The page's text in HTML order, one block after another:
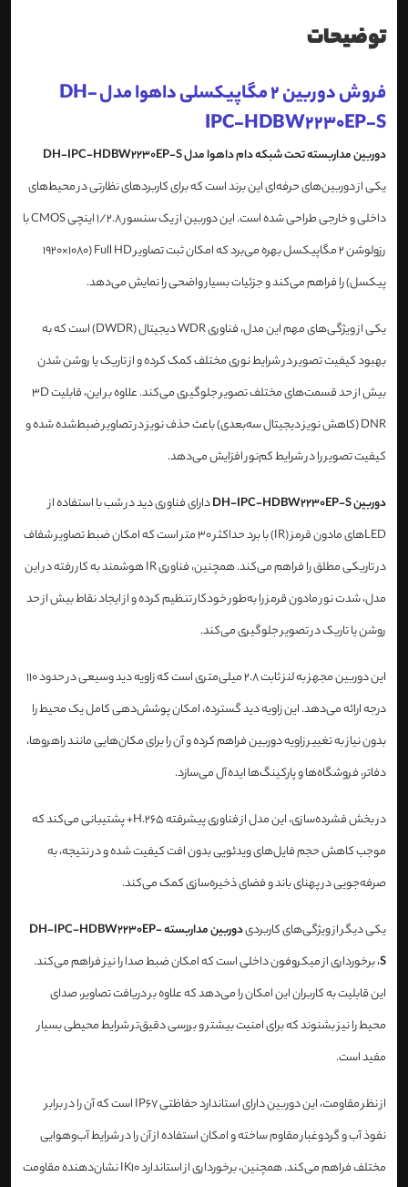
توضیحات
فروش دوربین 2 مگاپیکسلی داهوا مدل DH-
IPC-HDBW2230EP-S
دوربین مداربسته تحت شبکه دام داهوا مدل DH-IPC-HDBW2230EP-S
یکی از دوربین‌های حرفه‌ای این برند است که برای کاربردهای نظارتی در محیط‌های
داخلی و خارجی طراحی شده است. این دوربین از یک سنسور 1/2.8 اینچی CMOS با
رزولوشن 2 مگاپیکسل بهره می‌برد که امکان ثبت تصاویر Full HD (1920×1080
پیکسل) را فراهم می‌کند و جزئیات بسیار واضحی را نمایش می‌دهد.
یکی از ویژگی‌های مهم این مدل، فناوری WDR دیجیتال (DWDR) است که به
بهبود کیفیت تصویر در شرایط نوری مختلف کمک کرده و از تاریک یا روشن شدن
بیش از حد قسمت‌های مختلف تصویر جلوگیری می‌کند. علاوه بر این، قابلیت 3D
DNR (کاهش نویز دیجیتال سه‌بعدی) باعث حذف نویز در تصاویر ضبط‌شده شده و
کیفیت تصویر را در شرایط کم‌نور افزایش می‌دهد.
دوربین DH-IPC-HDBW2230EP-S
دارای فناوری دید در شب با استفاده از
LEDهای مادون قرمز (IR) با برد حداکثر 30 متر است که امکان ضبط تصاویر شفاف
در تاریکی مطلق را فراهم می‌کند. همچنین، فناوری IR هوشمند به کار رفته در این
مدل، شدت نور مادون قرمز را به‌طور خودکار تنظیم کرده و از ایجاد نقاط بیش از حد
روشن یا تاریک در تصویر جلوگیری می‌کند.
این دوربین مجهز به لنز ثابت 2.8 میلی‌متری است که زاویه دید وسیعی در حدود 110
درجه ارائه می‌دهد. این زاویه دید گسترده، امکان پوشش‌دهی کامل یک محیط را
بدون نیاز به تغییر زاویه دوربین فراهم کرده و آن را برای مکان‌هایی مانند راهروها،
دفاتر، فروشگاه‌ها و پارکینگ‌ها ایده‌آل می‌سازد.
در بخش فشرده‌سازی، این مدل از فناوری پیشرفته H.265+ پشتیبانی می‌کند که
موجب کاهش حجم فایل‌های ویدئویی بدون افت کیفیت شده و در نتیجه، به
صرفه‌جویی در پهنای باند و فضای ذخیره‌سازی کمک می‌کند.
یکی دیگر از ویژگی‌های کاربردی
دوربین مداربسته DH-IPC-HDBW2230EP-
S، برخورداری از میکروفون داخلی است که امکان ضبط صدا را نیز فراهم می‌کند.
این قابلیت به کاربران این امکان را می‌دهد که علاوه بر دریافت تصاویر، صدای
محیط را نیز بشنوند که برای امنیت بیشتر و بررسی دقیق‌تر شرایط محیطی بسیار
مفید است.
از نظر مقاومت، این دوربین دارای استاندارد حفاظتی IP67 است که آن را در برابر
نفوذ آب و گردوغبار مقاوم ساخته و امکان استفاده از آن را در شرایط آب‌وهوایی
مختلف فراهم می‌کند. همچنین، برخورداری از استاندارد IK10 نشان‌دهنده مقاومت